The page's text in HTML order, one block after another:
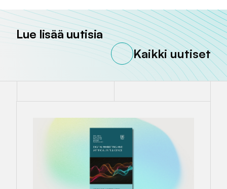
Lue lisää uutisia
Kaikki uutiset